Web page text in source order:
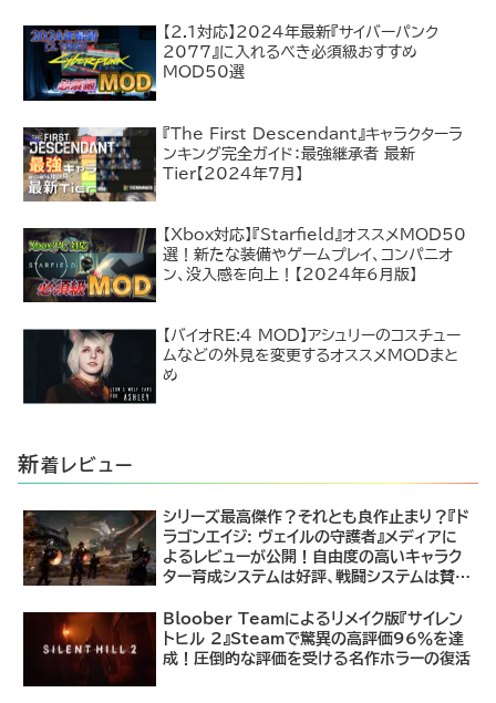
【2.1対応】2024年最新『サイバーパンク
2077』に入れるべき必須級おすすめ
MOD50選
『The First Descendant』キャラクターラ
ンキング完全ガイド：最強継承者 最新
Tier【2024年7月】
【Xbox対応】『Starfield』オススメMOD50
選！新たな装備やゲームプレイ、コンパニオ
ン、没入感を向上！【2024年6月版】
【バイオRE:4 MOD】アシュリーのコスチュー
ムなどの外見を変更するオススメMODまと
め
新着レビュー
シリーズ最高傑作？それとも良作止まり？『ド
ラゴンエイジ: ヴェイルの守護者』メディアに
よるレビューが公開！自由度の高いキャラク
ター育成システムは好評、戦闘システムは賛否
Bloober Teamによるリメイク版『サイレン
トヒル 2』Steamで驚異の高評価96％を達
成！圧倒的な評価を受ける名作ホラーの復活